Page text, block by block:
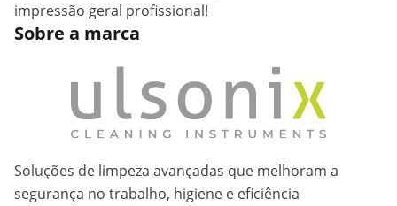
impressão geral profissional!
Sobre a marca
Soluções de limpeza avançadas que melhoram a
segurança no trabalho, higiene e eficiência